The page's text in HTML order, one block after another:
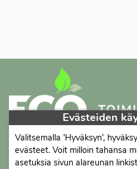
Proficient Co OyFI07452333
Ma-To 8-16, Pe 8-15 |
Evästeiden
Valitsemalla ’Hyväksyn’,
evästeet. Voit milloin tahansa
asetuksia sivun alareunan